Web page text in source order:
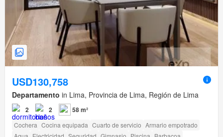
USD130,758
Departamento in Lima, Provincia de Lima, Región de Lima
2 2 58 m²
Cochera Cocina equipada Cuarto de servicio Armario empotrado